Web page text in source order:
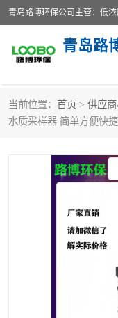
青岛路
当前位置： 首页 > 供应
水质采样器 简单方便快
生物安全柜
水质检测仪
恒温恒湿称重系统
实验室仪器
便携式超声波明渠